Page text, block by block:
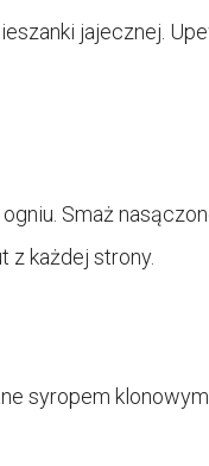
jajecznej.
Smaż
z każdej strony.
syropem